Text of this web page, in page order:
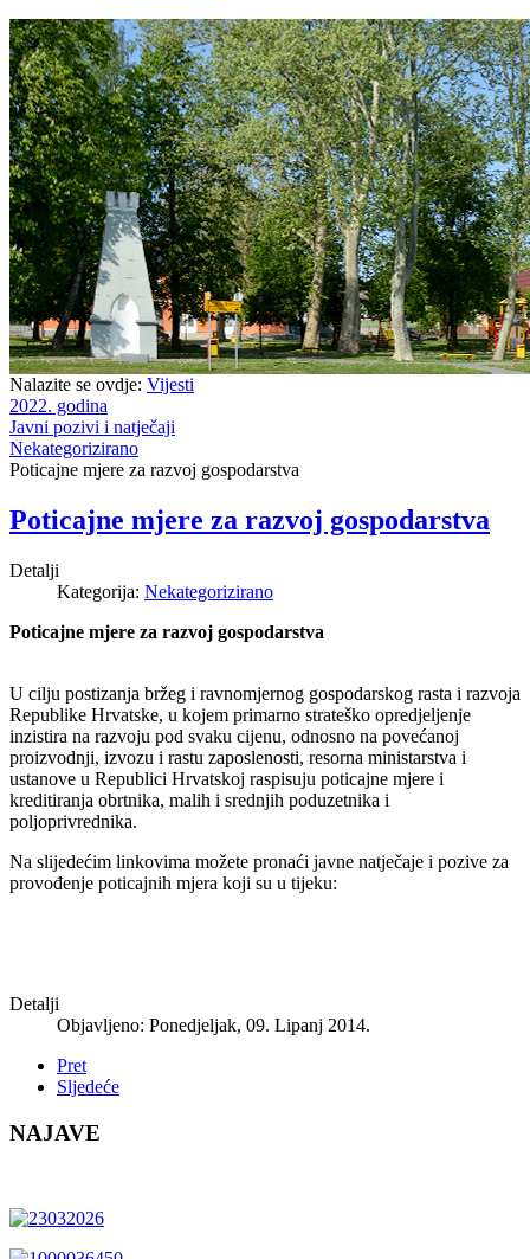
Nalazite se ovdje: Vijesti
2022. godina
Javni pozivi i natječaji
Nekategorizirano
Poticajne mjere za razvoj gospodarstva
Poticajne mjere za razvoj gospodarstva
Detalji
Kategorija: Nekategorizirano
Poticajne mjere za razvoj gospodarstva
U cilju postizanja bržeg i ravnomjernog gospodarskog rasta i razvoja
Republike Hrvatske, u kojem primarno strateško opredjeljenje
inzistira na razvoju pod svaku cijenu, odnosno na povećanoj
proizvodnji, izvozu i rastu zaposlenosti, resorna ministarstva i
ustanove u Republici Hrvatskoj raspisuju poticajne mjere i
kreditiranja obrtnika, malih i srednjih poduzetnika i
poljoprivrednika.
Na slijedećim linkovima možete pronaći javne natječaje i pozive za
provođenje poticajnih mjera koji su u tijeku:
Detalji
Objavljeno: Ponedjeljak, 09. Lipanj 2014.
Pret
Sljedeće
NAJAVE